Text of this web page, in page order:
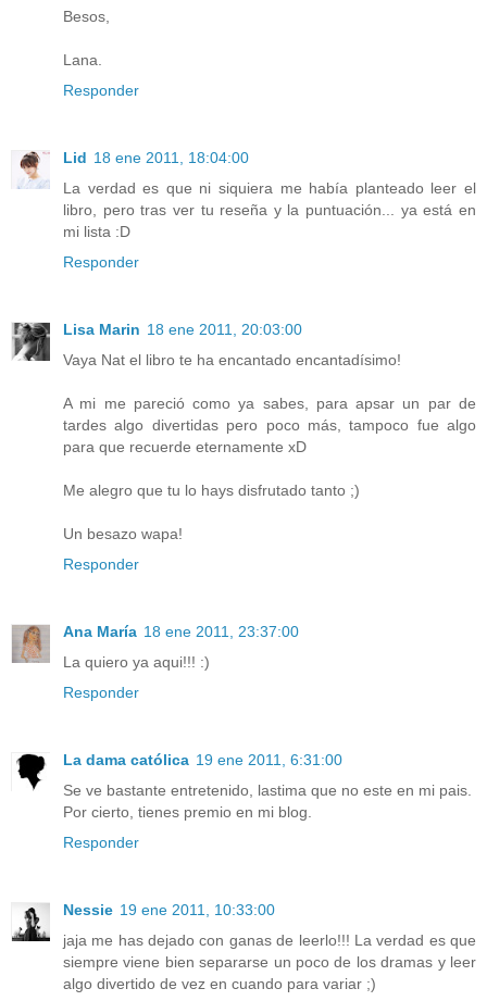
Besos,
Lana.
Responder
Lid 18 ene 2011, 18:04:00
La verdad es que ni siquiera me había planteado leer el
libro, pero tras ver tu reseña y la puntuación... ya está en
mi lista :D
Responder
Lisa Marin 18 ene 2011, 20:03:00
Vaya Nat el libro te ha encantado encantadísimo!
A mi me pareció como ya sabes, para apsar un par de
tardes algo divertidas pero poco más, tampoco fue algo
para que recuerde eternamente xD
Me alegro que tu lo hays disfrutado tanto ;)
Un besazo wapa!
Responder
Ana María 18 ene 2011, 23:37:00
La quiero ya aqui!!! :)
Responder
La dama católica 19 ene 2011, 6:31:00
Se ve bastante entretenido, lastima que no este en mi pais.
Por cierto, tienes premio en mi blog.
Responder
Nessie 19 ene 2011, 10:33:00
jaja me has dejado con ganas de leerlo!!! La verdad es que
siempre viene bien separarse un poco de los dramas y leer
algo divertido de vez en cuando para variar ;)